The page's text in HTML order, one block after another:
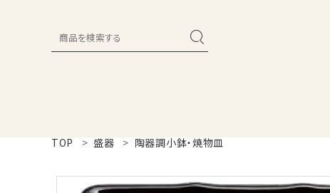
search
セール品TOP 盛器 陶器調小鉢・焼物皿